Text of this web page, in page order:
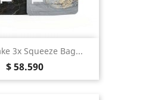
3x Squeeze Bag...
Precio
$ 58.590